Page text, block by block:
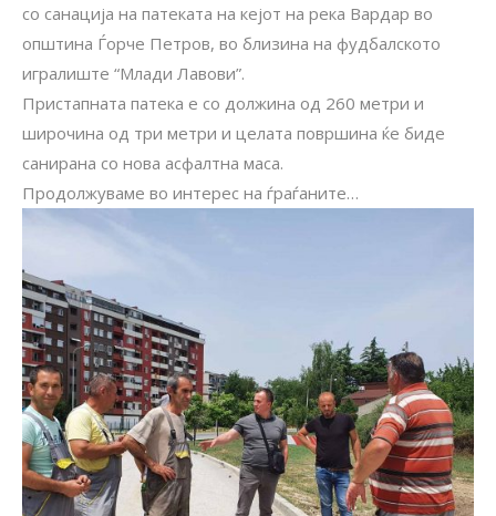
со санација на патеката на кејот на река Вардар во
општина Ѓорче Петров, во близина на фудбалското
игралиште “Млади Лавови”.
Пристапната патека е со должина од 260 метри и
широчина од три метри и целата површина ќе биде
санирана со нова асфалтна маса.
Продолжуваме во интерес на ѓраѓаните…